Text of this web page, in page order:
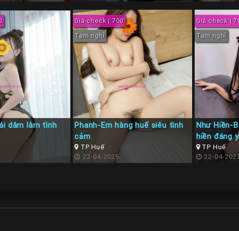
dâm làm tình
Giá check | 700
Tạm nghỉ
Phanh-Em hàng huế siêu tình
cảm
TP Huế
22-04-2025
Giá check |
Tạm nghỉ
Như Hiền-
hiền đáng
TP Huế
22-04-